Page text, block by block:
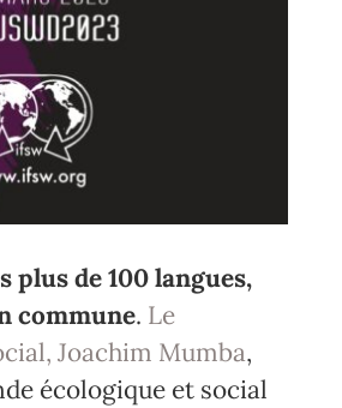
plus de 100 langues,
commune. Le
Joachim Mumba,
écologique et social